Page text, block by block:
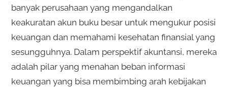
banyak perusahaan yang mengandalkan
keakuratan akun buku besar untuk mengukur posisi
keuangan dan memahami kesehatan finansial yang
sesungguhnya. Dalam perspektif akuntansi, mereka
adalah pilar yang menahan beban informasi
keuangan yang bisa membimbing arah kebijakan